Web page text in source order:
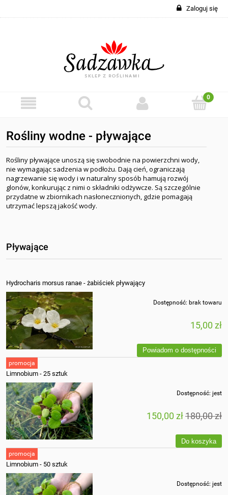
Zaloguj się
Rośliny wodne - pływające
Rośliny pływające unoszą się swobodnie na powierzchni wody,
nie wymagając sadzenia w podłożu. Dają cień, ograniczają
nagrzewanie się wody i w naturalny sposób hamują rozwój
glonów, konkurując z nimi o składniki odżywcze. Są szczególnie
przydatne w zbiornikach nasłonecznionych, gdzie pomagają
utrzymać lepszą jakość wody.
Pływające
Hydrocharis morsus ranae - żabiściek pływający
Dostępność: brak towaru
15,00 zł
Powiadom o dostępności
Limnobium - 25 sztuk
Dostępność: jest
150,00 zł180,00 zł
Do koszyka
promocja
Limnobium - 50 sztuk
Dostępność: jest
promocja